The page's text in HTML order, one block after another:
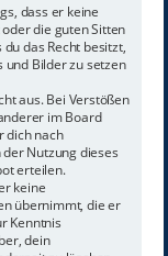
dass er keine
die guten Sitten
das Recht besitzt,
und Bilder zu setzen
aus. Bei Verstößen
im Board
dich nach
Nutzung dieses
erteilen.
keine
übernimmt, die er
Kenntnis
dein